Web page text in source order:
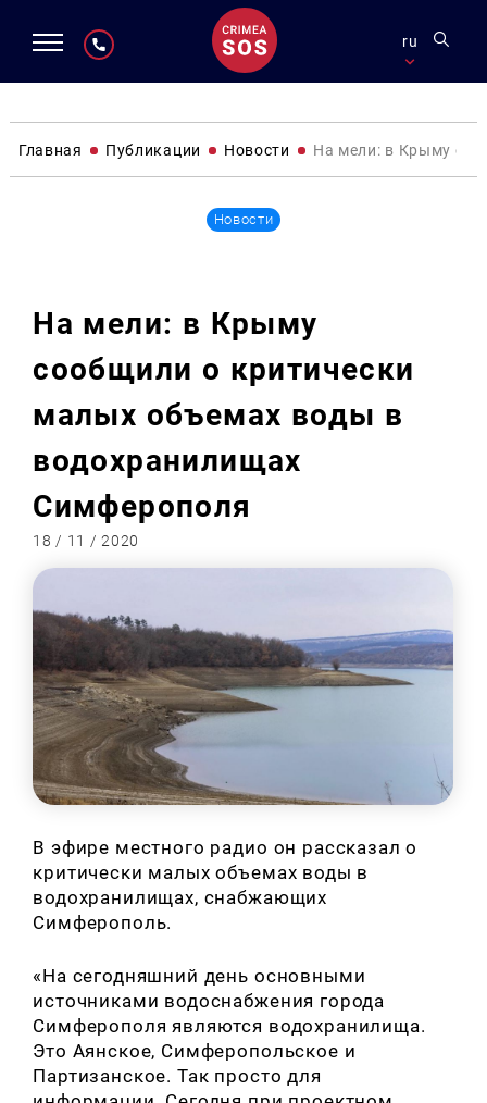
ru
Главная Публикации Новости На мели: в Крыму
Новости
На мели: в Крыму
сообщили о критически
малых объемах воды в
водохранилищах
Симферополя
18 / 11 / 2020
В эфире местного радио он рассказал о
критически малых объемах воды в
водохранилищах, снабжающих
Симферополь.
«На сегодняшний день основными
источниками водоснабжения города
Симферополя являются водохранилища.
Это Аянское, Симферопольское и
Партизанское. Так просто для